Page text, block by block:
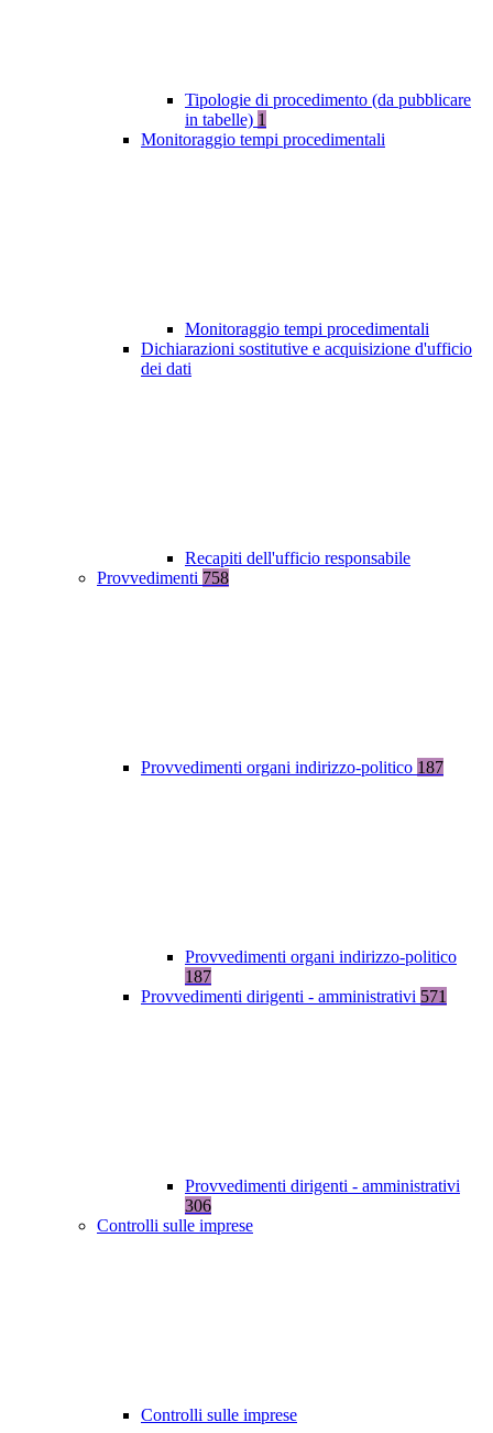
Tipologie di procedimento (da pubblicare
in tabelle) 1
Monitoraggio tempi procedimentali
Monitoraggio tempi procedimentali
Dichiarazioni sostitutive e acquisizione d'ufficio
dei dati
Recapiti dell'ufficio responsabile
Provvedimenti 758
Provvedimenti organi indirizzo-politico 187
Provvedimenti organi indirizzo-politico
187
Provvedimenti dirigenti - amministrativi 571
Provvedimenti dirigenti - amministrativi
306
Controlli sulle imprese
Controlli sulle imprese